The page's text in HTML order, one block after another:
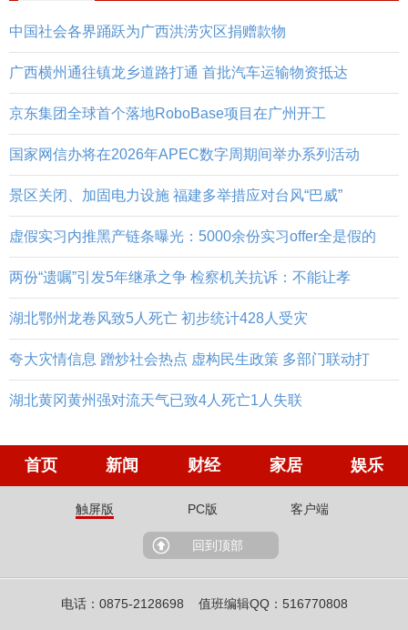
中国社会各界踊跃为广西洪涝灾区捐赠款物
广西横州通往镇龙乡道路打通 首批汽车运输物资抵达
京东集团全球首个落地RoboBase项目在广州开工
国家网信办将在2026年APEC数字周期间举办系列活动
景区关闭、加固电力设施 福建多举措应对台风“巴威”
虚假实习内推黑产链条曝光：5000余份实习offer全是假的
两份“遗嘱”引发5年继承之争 检察机关抗诉：不能让孝
湖北鄂州龙卷风致5人死亡 初步统计428人受灾
夸大灾情信息 蹭炒社会热点 虚构民生政策 多部门联动打
湖北黄冈黄州强对流天气已致4人死亡1人失联
首页 新闻 财经 家居 娱乐
触屏版 PC版 客户端
回到顶部
电话：0875-2128698 值班编辑QQ：516770808